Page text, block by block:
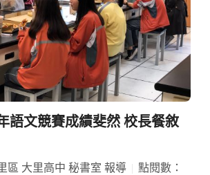
語文競賽成績斐然 校長餐敘
區 大里高中 秘書室 報導
點閱數：